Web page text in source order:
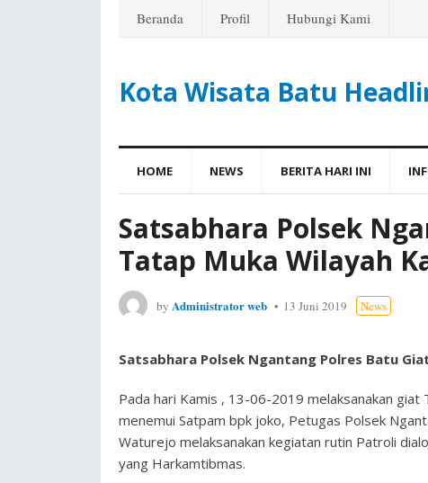
Beranda Profil Hubungi Kami
Kota Wisata Batu
HOME NEWS BERITA HARI INI
Satsabhara Polsek
Tatap Muka Wilayah
by Administrator web 13 Juni 2019 News
Satsabhara Polsek Ngantang Polres Batu
Pada hari Kamis , 13-06-2019 melaksanakan
menemui Satpam bpk joko, Petugas Polsek
Waturejo melaksanakan kegiatan rutin Patroli
yang Harkamtibmas.